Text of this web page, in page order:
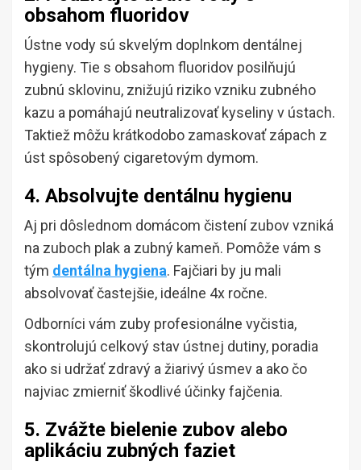
obsahom fluoridov
Ústne vody sú skvelým doplnkom dentálnej
hygieny. Tie s obsahom fluoridov posilňujú
zubnú sklovinu, znižujú riziko vzniku zubného
kazu a pomáhajú neutralizovať kyseliny v ústach.
Taktiež môžu krátkodobo zamaskovať zápach z
úst spôsobený cigaretovým dymom.
4. Absolvujte dentálnu hygienu
Aj pri dôslednom domácom čistení zubov vzniká
na zuboch plak a zubný kameň. Pomôže vám s
tým dentálna hygiena. Fajčiari by ju mali
absolvovať častejšie, ideálne 4x ročne.
Odborníci vám zuby profesionálne vyčistia,
skontrolujú celkový stav ústnej dutiny, poradia
ako si udržať zdravý a žiarivý úsmev a ako čo
najviac zmierniť škodlivé účinky fajčenia.
5. Zvážte bielenie zubov alebo
aplikáciu zubných faziet